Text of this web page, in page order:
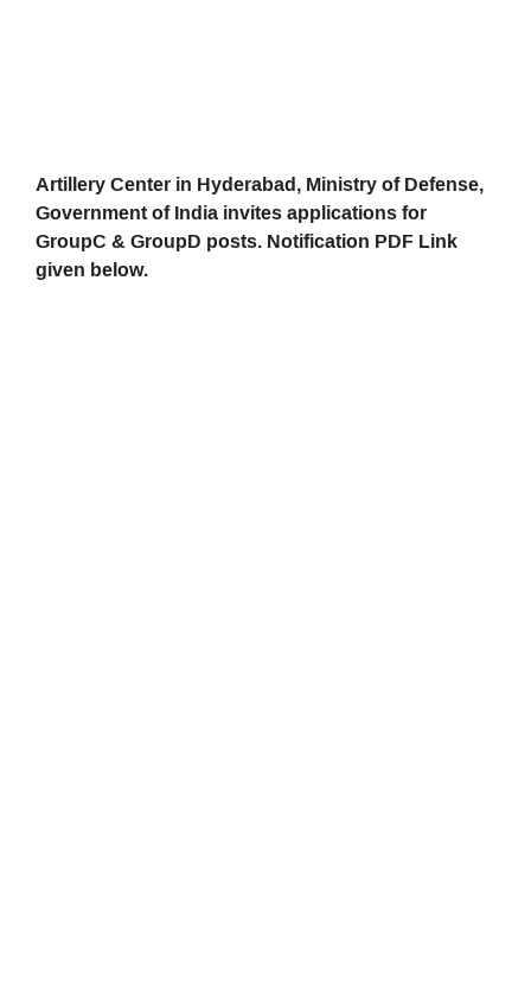
Artillery Center in Hyderabad, Ministry of Defense,
Government of India invites applications for
GroupC & GroupD posts. Notification PDF Link
given below.